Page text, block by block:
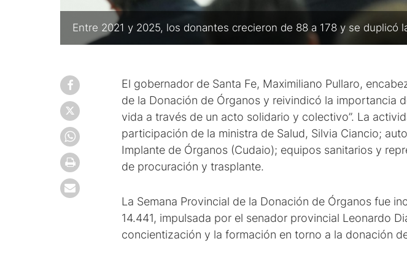
Entre 2021 y 2025, los donantes crecieron de 88 a 178 y se
El gobernador de Santa Fe, Maximiliano Pullaro,
de la Donación de Órganos y reivindicó la importancia
vida a través de un acto solidario y colectivo”. La
participación de la ministra de Salud, Silvia Ciancio;
Implante de Órganos (Cudaio); equipos sanitarios y
de procuración y trasplante.
La Semana Provincial de la Donación de Órganos fue
14.441, impulsada por el senador provincial Leonardo
concientización y la formación en torno a la donación